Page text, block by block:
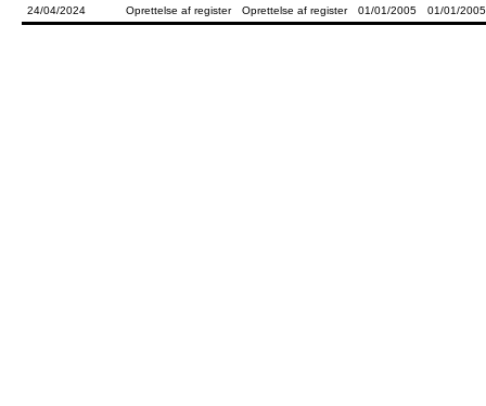
24/04/2024
Oprettelse af register Oprettelse af register 01/01/2005 01/01/2005